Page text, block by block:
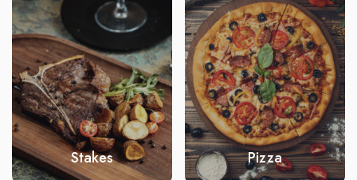
Stakes Pizza